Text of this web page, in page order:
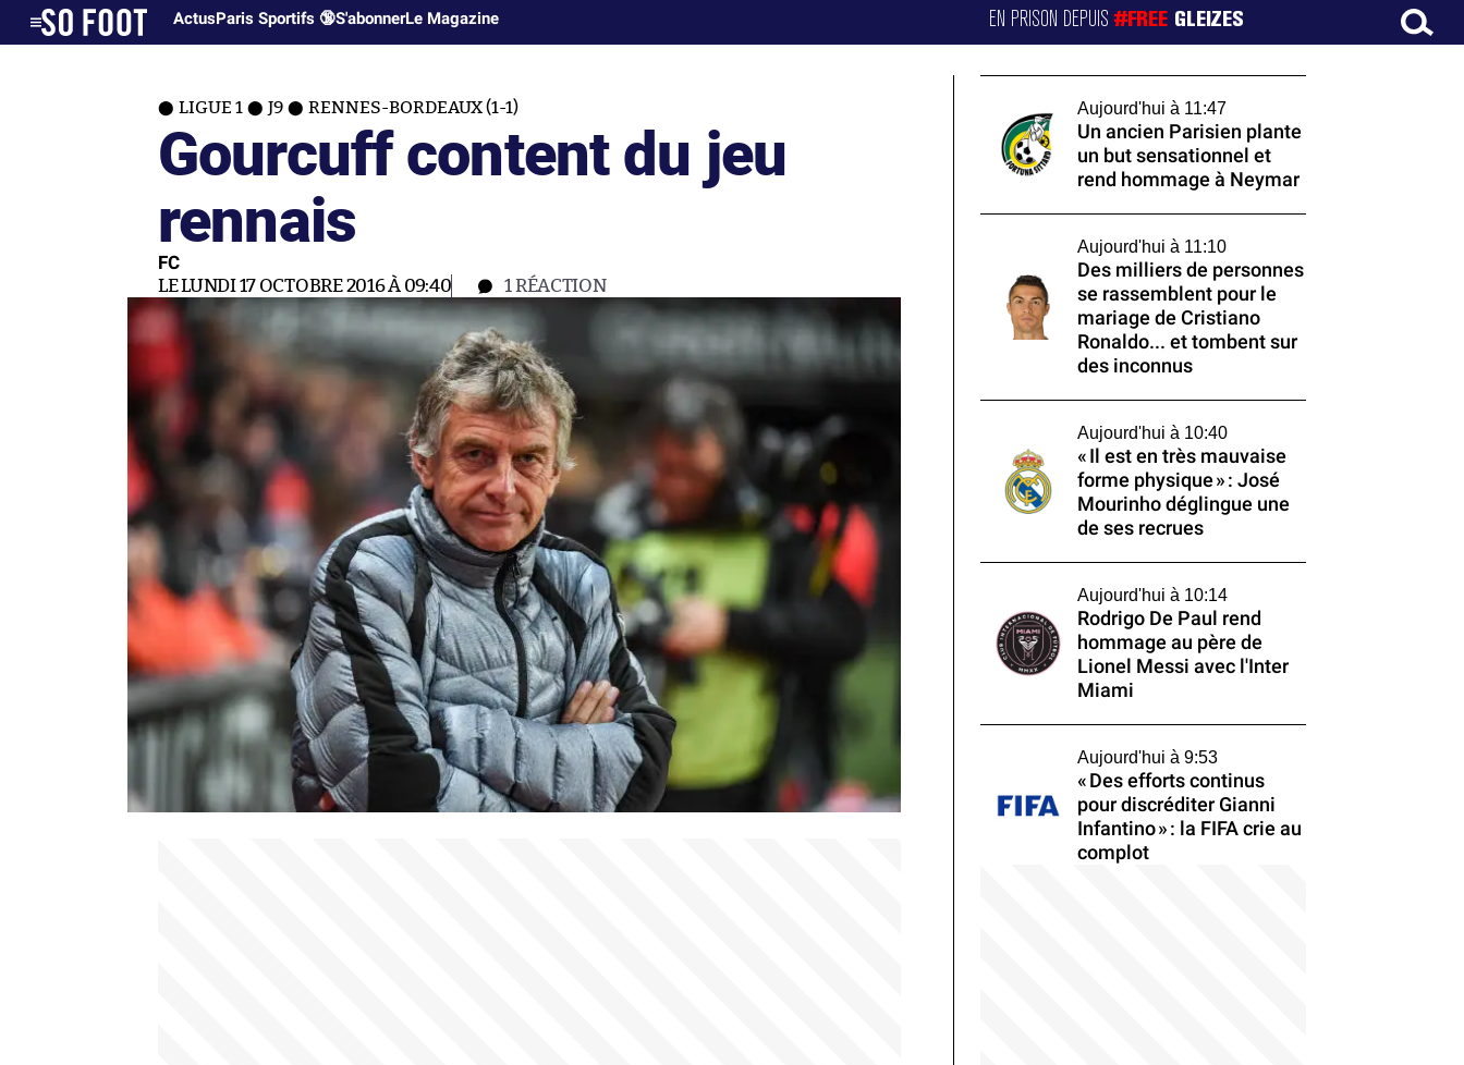
ActusParis Sportifs 🔞S'abonnerLe Magazine EN PRISON DEPUIS#FREE GLEIZES
LIGUE 1 J9 RENNES-BORDEAUX (1-1)
Gourcuff content du jeu
rennais
FC
LE LUNDI 17 OCTOBRE 2016 À 09:40 1 RÉACTION
Aujourd'hui à 11:47
Un ancien Parisien plante
un but sensationnel et
rend hommage à Neymar
Aujourd'hui à 11:10
Des milliers de personnes
se rassemblent pour le
mariage de Cristiano
Ronaldo... et tombent sur
des inconnus
Aujourd'hui à 10:40
« Il est en très mauvaise
forme physique » : José
Mourinho déglingue une
de ses recrues
Aujourd'hui à 10:14
Rodrigo De Paul rend
hommage au père de
Lionel Messi avec l'Inter
Miami
Aujourd'hui à 9:53
« Des efforts continus
pour discréditer Gianni
Infantino » : la FIFA crie au
complot